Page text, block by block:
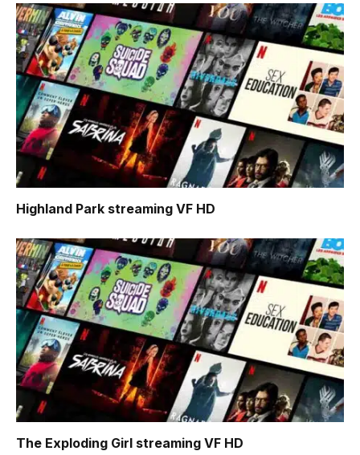
Highland Park streaming VF HD
The Exploding Girl streaming VF HD